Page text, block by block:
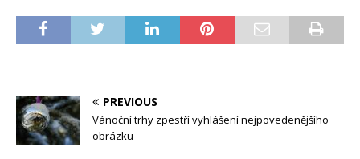
PREVIOUS
Vánoční trhy zpestří vyhlášení nejpovedenějšího
obrázku